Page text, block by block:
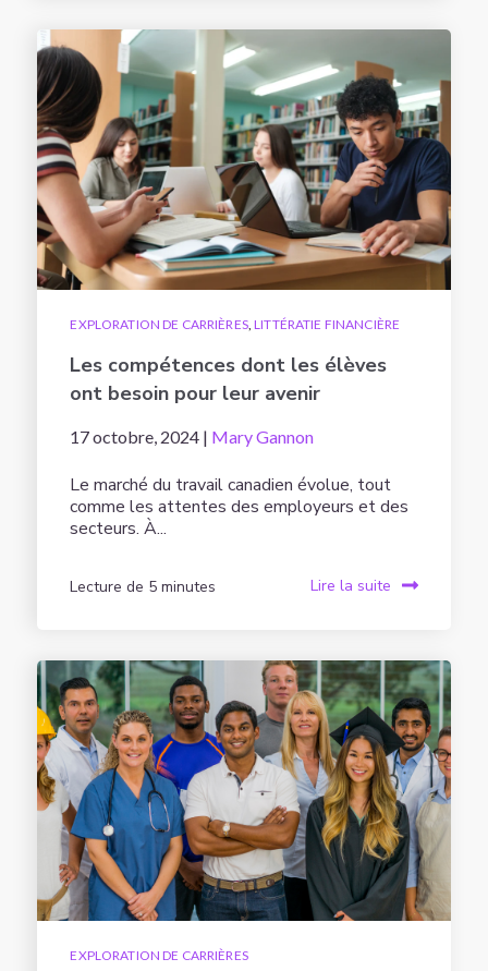
EXPLORATION DE CARRIÈRES,LITTÉRATIE FINANCIÈRE
Les compétences dont les élèves
ont besoin pour leur avenir
17 octobre, 2024 | Mary Gannon
Le marché du travail canadien évolue, tout
comme les attentes des employeurs et des
secteurs. À...
Lecture de 5 minutes Lire la suite
EXPLORATION DE CARRIÈRES